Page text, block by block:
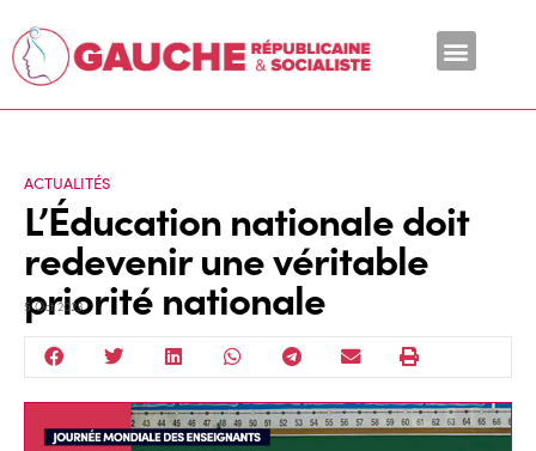
ACTUALITÉS
L’Éducation nationale doit
redevenir une véritable
priorité nationale
5 Oct 2023